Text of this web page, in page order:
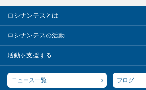
ロシナンテスとは
ロシナンテスの活動
活動を支援する
ニュース一覧 ブログ